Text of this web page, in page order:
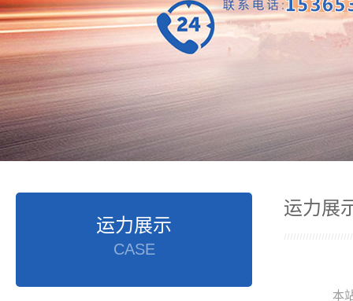
运力展示
CASE
运力展
本